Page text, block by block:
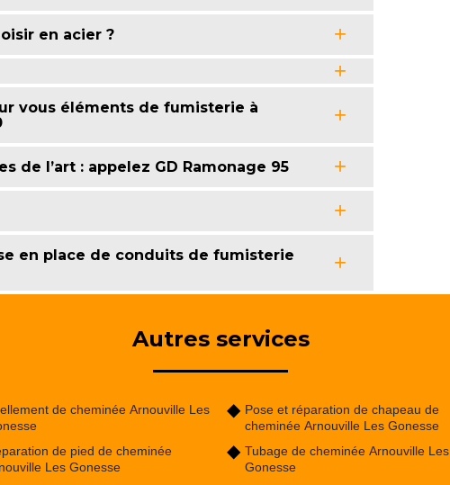
en acier ?
vous éléments de fumisterie à
de l’art : appelez GD Ramonage 95
en place de conduits de fumisterie
Autres services
de cheminée Arnouville Les
de pied de cheminée
Les Gonesse
Pose et réparation de chapeau de
cheminée Arnouville Les Gonesse
Tubage de cheminée Arnouville Les
Gonesse